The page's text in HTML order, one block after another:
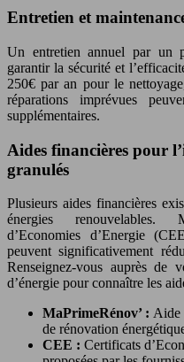
Entretien et
Un entretien annuel par un
garantir la sécurité et
250€ par an pour le
réparations imprévues
supplémentaires.
Aides financières pour
granulés
Plusieurs aides financières
énergies renouvelables.
d’Economies d’Energie
peuvent significativement
Renseignez-vous auprès de
d’énergie pour connaître les
MaPrimeRénov’ : Aide
de rénovation
CEE : Certificats